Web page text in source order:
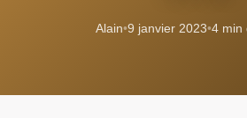
Alain•9 janvier 2023•4 min